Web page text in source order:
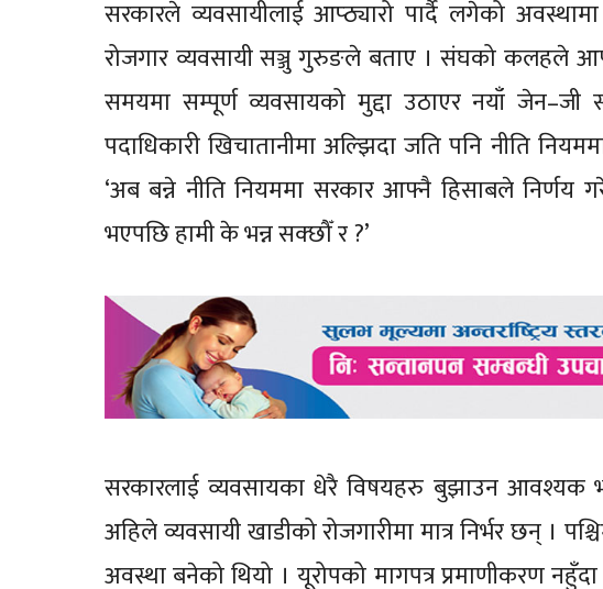
सरकारले व्यवसायीलाई आप्ठ्यारो पार्दै लगेको
रोजगार व्यवसायी सञ्जु गुरुङले बताए । संघको कलहले
समयमा सम्पूर्ण व्यवसायको मुद्दा उठाएर नयाँ
पदाधिकारी खिचातानीमा अल्झिदा जति पनि नीति
‘अब बन्ने नीति नियममा सरकार आफ्नै हिसाबले निर्णय
भएपछि हामी के भन्न सक्छौँ र ?’
सरकारलाई व्यवसायका धेरै विषयहरु बुझाउन
अहिले व्यवसायी खाडीको रोजगारीमा मात्र निर्भर छन् ।
अवस्था बनेको थियो । यूरोपको मागपत्र प्रमाणीकरण नहुँदा